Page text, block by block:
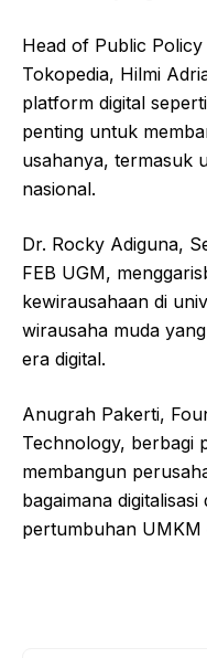
Head of Public
Tokopedia, Hilmi
platform digital
penting untuk
usahanya, termasuk
nasional.
Dr. Rocky Adiguna,
FEB UGM,
kewirausahaan di
wirausaha muda
era digital.
Anugrah Pakerti,
Technology, berbagi
membangun
bagaimana
pertumbuhan UMKM